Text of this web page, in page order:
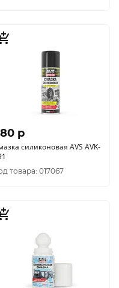
p
силиконовая AVS AVK-
товара: 017067